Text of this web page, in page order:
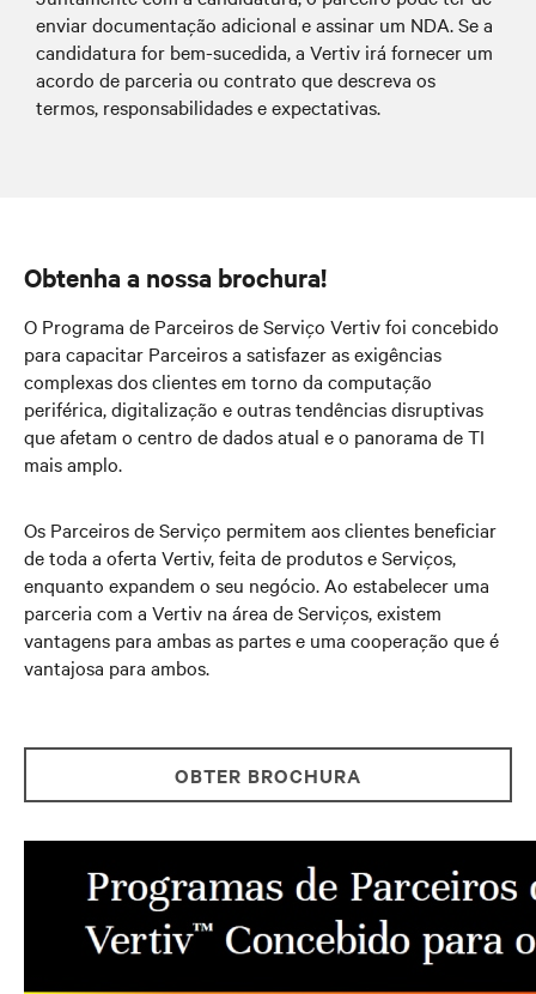
enviar documentação adicional e assinar um NDA. Se a
candidatura for bem-sucedida, a Vertiv irá fornecer um
acordo de parceria ou contrato que descreva os
termos, responsabilidades e expectativas.
Obtenha a nossa brochura!
O Programa de Parceiros de Serviço Vertiv foi concebido
para capacitar Parceiros a satisfazer as exigências
complexas dos clientes em torno da computação
periférica, digitalização e outras tendências disruptivas
que afetam o centro de dados atual e o panorama de TI
mais amplo.
Os Parceiros de Serviço permitem aos clientes beneficiar
de toda a oferta Vertiv, feita de produtos e Serviços,
enquanto expandem o seu negócio. Ao estabelecer uma
parceria com a Vertiv na área de Serviços, existem
vantagens para ambas as partes e uma cooperação que é
vantajosa para ambos.
OBTER BROCHURA